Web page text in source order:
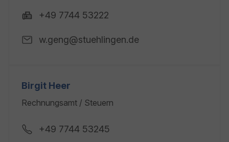
+49 7744 53222
w.geng@stuehlingen.de
Birgit Heer
Rechnungsamt / Steuern
+49 7744 53245